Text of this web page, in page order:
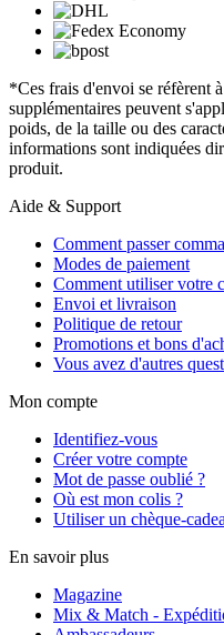
*Ces frais d'envoi se réfèrent
supplémentaires peuvent
poids, de la taille ou des
informations sont indiquées
produit.
Aide & Support
Comment passer
Modes de paiement
Comment utiliser votre
Envoi et livraison
Politique de retour
Promotions et bons
Vous avez d'autres
Mon compte
Identifiez-vous
Créer votre compte
Mot de passe oublié ?
Où est mon colis ?
Utiliser un chèque-
En savoir plus
Magazine
Mix & Match -